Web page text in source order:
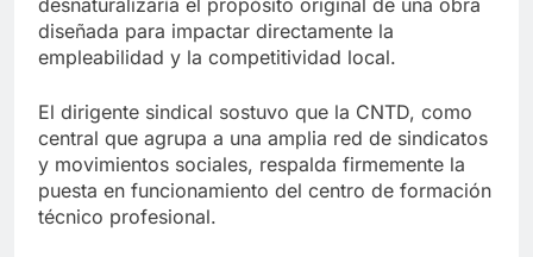
diseñada para impactar directamente la
empleabilidad y la competitividad local.
El dirigente sindical sostuvo que la CNTD, como
central que agrupa a una amplia red de sindicatos
y movimientos sociales, respalda firmemente la
puesta en funcionamiento del centro de formación
técnico profesional.